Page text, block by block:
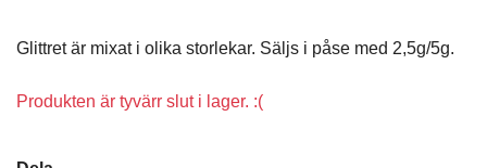
Glittret är mixat i olika storlekar. Säljs i påse med 2,5g/5g.
Produkten är tyvärr slut i lager. :(